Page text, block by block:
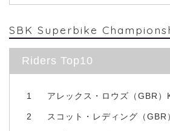
SBK Superbike
Riders Top10
1 アレックス・ロウズ（GBR）
2 スコット・レディング（GBR